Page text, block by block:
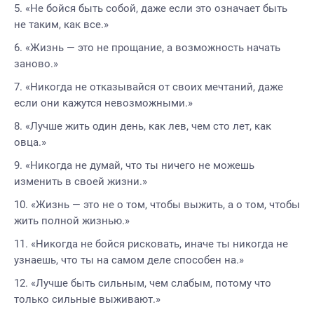
«Не бойся быть собой, даже если это означает быть
не таким, как все.»
«Жизнь — это не прощание, а возможность начать
заново.»
«Никогда не отказывайся от своих мечтаний, даже
если они кажутся невозможными.»
«Лучше жить один день, как лев, чем сто лет, как
овца.»
«Никогда не думай, что ты ничего не можешь
изменить в своей жизни.»
«Жизнь — это не о том, чтобы выжить, а о том, чтобы
жить полной жизнью.»
«Никогда не бойся рисковать, иначе ты никогда не
узнаешь, что ты на самом деле способен на.»
«Лучше быть сильным, чем слабым, потому что
только сильные выживают.»